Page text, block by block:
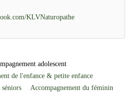
KLVNaturopathe
adolescent
de l'enfance & petite enfance
Accompagnement du féminin